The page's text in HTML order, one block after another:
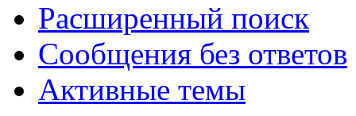
Расширенный поиск
Сообщения без ответов
Активные темы